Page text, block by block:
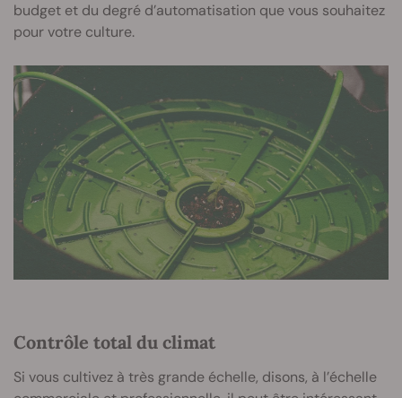
budget et du degré d’automatisation que vous souhaitez
pour votre culture.
Contrôle total du climat
Si vous cultivez à très grande échelle, disons, à l’échelle